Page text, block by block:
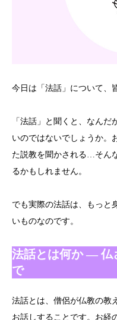
今日は「法話」について、
「法話」と聞くと、なん
いのではないでしょうか。
た説教を聞かされる…そん
るかもしれません。
でも実際の法話は、もっと
いものなのです。
法話とは何か ― 仏
で
法話とは、僧侶が仏教の教
お話しすることです。お経